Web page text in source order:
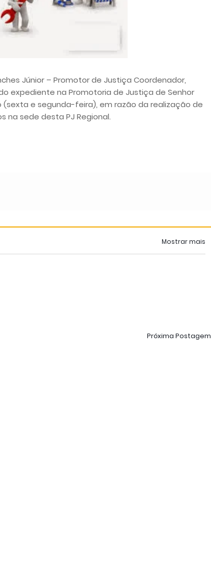
Júnior – Promotor de Justiça Coordenador,
expediente na Promotoria de Justiça de Senhor
(sexta e segunda-feira), em razão da realização de
na sede desta PJ Regional.
Mostrar mais
Próxima Postagem